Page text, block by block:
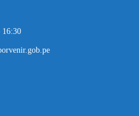
16:30